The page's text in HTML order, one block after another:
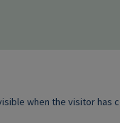
when the visitor has